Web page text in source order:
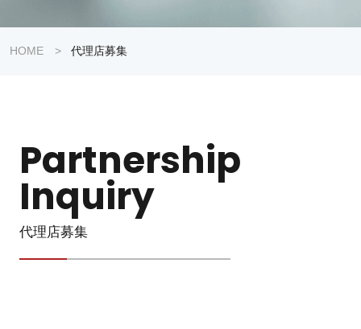
HOME > 代理店募集
Partnership
Inquiry
代理店募集